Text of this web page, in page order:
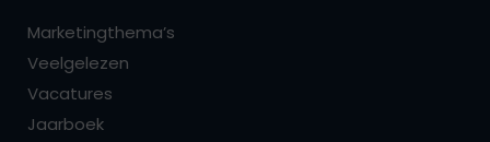
Marketingthema’s
Veelgelezen
Vacatures
Jaarboek